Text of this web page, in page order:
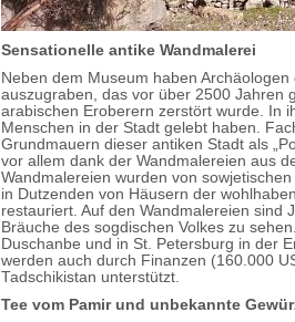
Sensationelle antike Wandmalerei
Neben dem Museum haben
auszugraben, das vor über 2500 Jahren
arabischen Eroberern zerstört wurde. In
Menschen in der Stadt gelebt haben.
Grundmauern dieser antiken Stadt als
vor allem dank der Wandmalereien aus
Wandmalereien wurden von
in Dutzenden von Häusern der
restauriert. Auf den Wandmalereien sind
Bräuche des sogdischen Volkes zu
Duschanbe und in St. Petersburg in der
werden auch durch Finanzen (160.000
Tadschikistan unterstützt.
Tee vom Pamir und unbekannte